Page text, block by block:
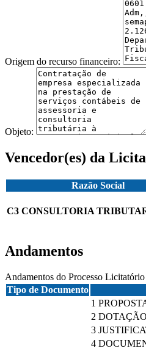
Origem do recurso financeiro:
Objeto:
Vencedor(es) da
Razão Social
C3 CONSULTORIA
Andamentos
Andamentos do Processo Licitatório
Tipo de Documento
1
2
3
4